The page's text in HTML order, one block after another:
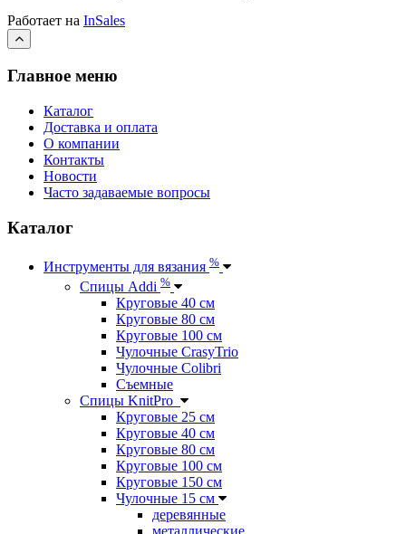
Работает на InSales
Главное меню
Каталог
Доставка и оплата
О компании
Контакты
Новости
Часто задаваемые вопросы
Каталог
Инструменты для вязания %
Спицы Addi %
Круговые 40 см
Круговые 80 см
Круговые 100 см
Чулочные CrasyTrio
Чулочные Colibri
Съемные
Спицы KnitPro
Круговые 25 см
Круговые 40 см
Круговые 80 см
Круговые 100 см
Круговые 150 см
Чулочные 15 см
деревянные
металлические